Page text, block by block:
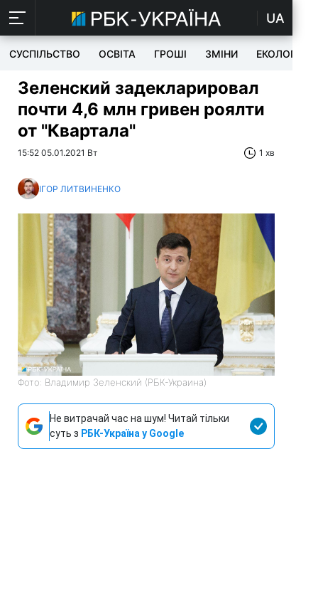
UA
СУСПІЛЬСТВО ОСВІТА ГРОШІ ЗМІНИ ЕКОЛОГІЯ
Зеленский задекларировал
почти 4,6 млн гривен роялти
от "Квартала"
15:52 05.01.2021 Вт 1 хв
ІГОР ЛИТВИНЕНКО
Фото: Владимир Зеленский (РБК-Украина)
Не витрачай час на шум! Читай тільки
суть з РБК-Україна у Google